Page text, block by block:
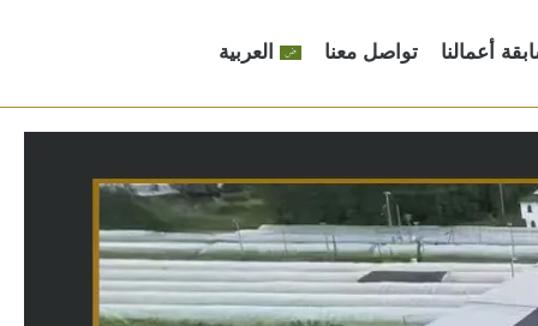
أعمالنا تواصل معنا العربية